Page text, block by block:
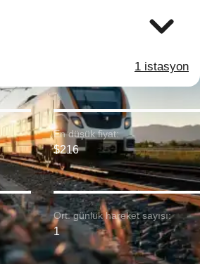
1 istasyon
En düşük fiyat:
$216
Ort. günlük hareket sayısı:
1